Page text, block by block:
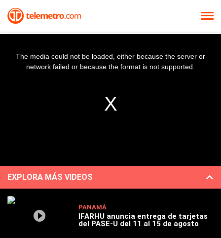
The media could not be loaded, either because the server or
network failed or because the format is not supported.
EXPLORA MÁS VIDEOS
PANAMÁ
IFARHU anuncia entrega de tarjetas
del PASE-U del 11 al 15 de agosto